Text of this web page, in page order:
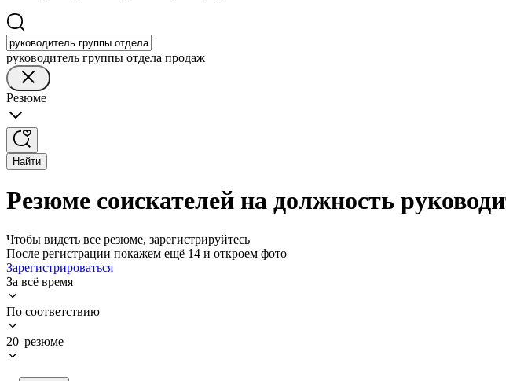
руководитель группы отдела продаж
Резюме
Найти
Резюме соискателей на должность
Чтобы видеть все резюме, зарегистрируйтесь
После регистрации покажем ещё 14 и откроем фото
Зарегистрироваться
За всё время
По соответствию
20 резюме